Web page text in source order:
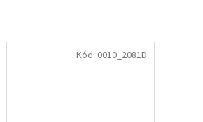
Kód: 0010_2081D